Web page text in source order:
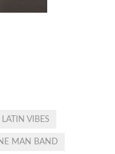
VIBES
MAN BAND